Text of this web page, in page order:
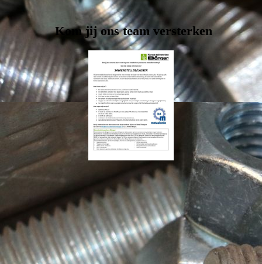
Kom jij ons team versterken